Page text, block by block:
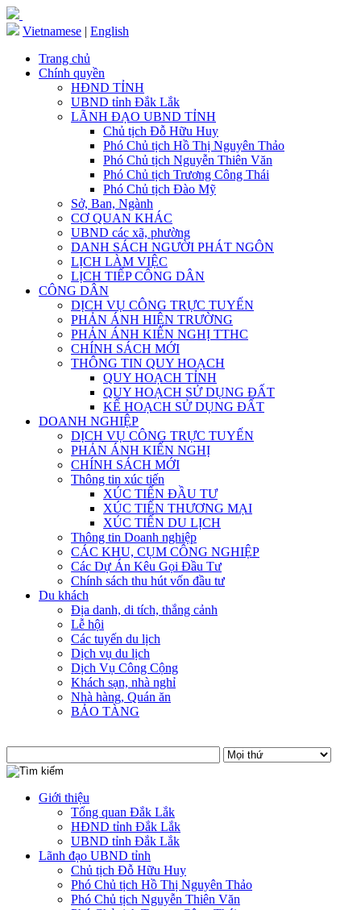
Vietnamese | English
Trang chủ
Chính quyền
HĐND TỈNH
UBND tỉnh Đắk Lắk
LÃNH ĐẠO UBND TỈNH
Chủ tịch Đỗ Hữu Huy
Phó Chủ tịch Hồ Thị Nguyên Thảo
Phó Chủ tịch Nguyễn Thiên Văn
Phó Chủ tịch Trương Công Thái
Phó Chủ tịch Đào Mỹ
Sở, Ban, Ngành
CƠ QUAN KHÁC
UBND các xã, phường
DANH SÁCH NGƯỜI PHÁT NGÔN
LỊCH LÀM VIỆC
LỊCH TIẾP CÔNG DÂN
CÔNG DÂN
DỊCH VỤ CÔNG TRỰC TUYẾN
PHẢN ÁNH HIỆN TRƯỜNG
PHẢN ÁNH KIẾN NGHỊ TTHC
CHÍNH SÁCH MỚI
THÔNG TIN QUY HOẠCH
QUY HOẠCH TỈNH
QUY HOẠCH SỬ DỤNG ĐẤT
KẾ HOẠCH SỬ DỤNG ĐẤT
DOANH NGHIỆP
DỊCH VỤ CÔNG TRỰC TUYẾN
PHẢN ÁNH KIẾN NGHỊ
CHÍNH SÁCH MỚI
Thông tin xúc tiến
XÚC TIẾN ĐẦU TƯ
XÚC TIẾN THƯƠNG MẠI
XÚC TIẾN DU LỊCH
Thông tin Doanh nghiệp
CÁC KHU, CỤM CÔNG NGHIỆP
Các Dự Án Kêu Gọi Đầu Tư
Chính sách thu hút vốn đầu tư
Du khách
Địa danh, di tích, thắng cảnh
Lễ hội
Các tuyến du lịch
Dịch vụ du lịch
Dịch Vụ Công Cộng
Khách sạn, nhà nghỉ
Nhà hàng, Quán ăn
BẢO TÀNG
Giới thiệu
Tổng quan Đắk Lắk
HĐND tỉnh Đắk Lắk
UBND tỉnh Đắk Lắk
Lãnh đạo UBND tỉnh
Chủ tịch Đỗ Hữu Huy
Phó Chủ tịch Hồ Thị Nguyên Thảo
Phó Chủ tịch Nguyễn Thiên Văn